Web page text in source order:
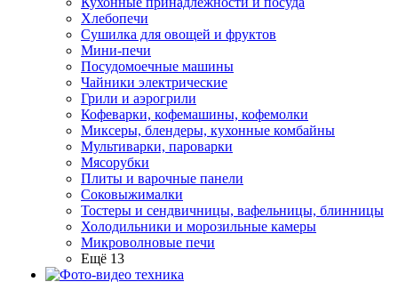
Хлебопечи
Сушилка для овощей и фруктов
Мини-печи
Посудомоечные машины
Чайники электрические
Грили и аэрогрили
Кофеварки, кофемашины, кофемолки
Миксеры, блендеры, кухонные комбайны
Мультиварки, пароварки
Мясорубки
Плиты и варочные панели
Соковыжималки
Тостеры и сендвичницы, вафельницы, блинницы
Холодильники и морозильные камеры
Микроволновые печи
Ещё 13